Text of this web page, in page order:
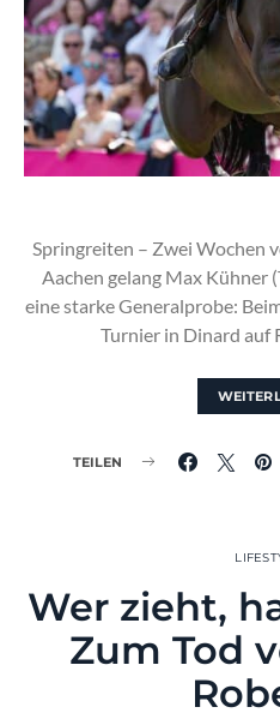
Springreiten – Zwei Wochen
Aachen gelang Max Kühner
eine starke Generalprobe:
Turnier in Dinard auf
TEILEN
Wer zieht,
Zum Tod